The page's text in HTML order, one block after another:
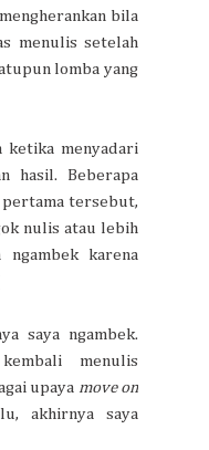
bila
menulis setelah
lomba yang
ketika menyadari
hasil. Beberapa
tersebut,
nulis atau lebih
ngambek karena
saya ngambek.
menulis
upaya move on
akhirnya saya